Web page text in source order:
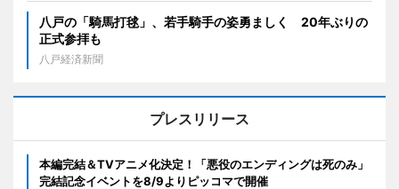
八戸の「騎馬打毬」、若手騎手の姿勇ましく 20年ぶりの
正式参拝も
八戸経済新聞
プレスリリース
本編完結＆TVアニメ化決定！「悪役のエンディングは死のみ」
完結記念イベントを8/9よりピッコマで開催